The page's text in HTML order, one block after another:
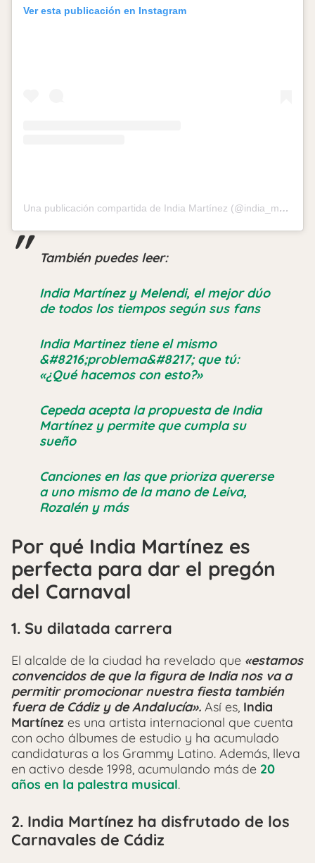
Ver esta publicación en Instagram
Una publicación compartida de India Martínez (@india_martinez_oficial)
También puedes leer:
India Martínez y Melendi, el mejor dúo
de todos los tiempos según sus fans
India Martinez tiene el mismo
&#8216;problema&#8217; que tú:
«¿Qué hacemos con esto?»
Cepeda acepta la propuesta de India
Martínez y permite que cumpla su
sueño
Canciones en las que prioriza quererse
a uno mismo de la mano de Leiva,
Rozalén y más
Por qué India Martínez es
perfecta para dar el pregón
del Carnaval
1. Su dilatada carrera
El alcalde de la ciudad ha revelado que «estamos
convencidos de que la figura de India nos va a
permitir promocionar nuestra fiesta también
fuera de Cádiz y de Andalucía». Así es, India
Martínez es una artista internacional que cuenta
con ocho álbumes de estudio y ha acumulado
candidaturas a los Grammy Latino. Además, lleva
en activo desde 1998, acumulando más de 20
años en la palestra musical.
2. India Martínez ha disfrutado de los
Carnavales de Cádiz